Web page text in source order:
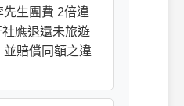
生團費 2倍違
應退還未旅遊
賠償同額之違